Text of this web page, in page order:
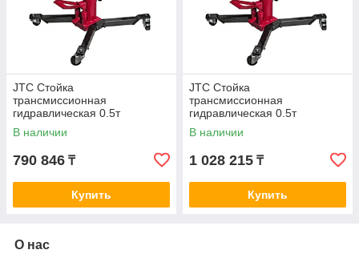
JTC Стойка
трансмиссионная
гидравлическая 0.5т
телескопическая JTC
В наличии
790 846 ₸
Купить
JTC Стойка
трансмиссионная
гидравлическая 0.5т
телескопическая JTC
В наличии
1 028 215 ₸
Купить
О нас